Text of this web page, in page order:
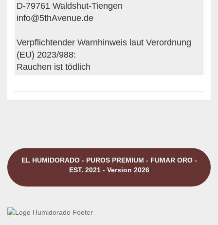
D-79761 Waldshut-Tiengen
info@5thAvenue.de
Verpflichtender Warnhinweis laut Verordnung
(EU) 2023/988:
Rauchen ist tödlich
EL HUMIDORADO - PUROS PREMIUM - FUMAR ORO -
EST. 2021 - Version 2026